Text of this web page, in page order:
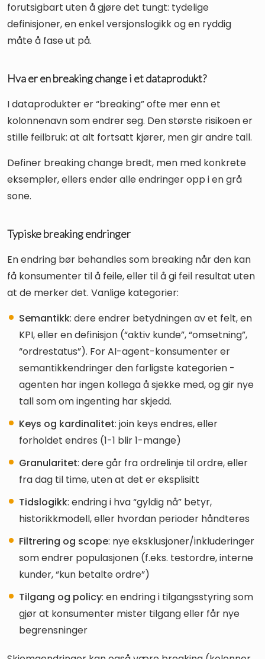
forutsigbart uten å gjøre det tungt: tydelige
definisjoner, en enkel versjonslogikk og en ryddig
måte å fase ut på.
Hva er en breaking change i et dataprodukt?
I dataprodukter er “breaking” ofte mer enn et
kolonnenavn som endrer seg. Den største risikoen er
stille feilbruk: at alt fortsatt kjører, men gir andre tall.
Definer breaking change bredt, men med konkrete
eksempler, ellers ender alle endringer opp i en grå
sone.
Typiske breaking endringer
En endring bør behandles som breaking når den kan
få konsumenter til å feile, eller til å gi feil resultat uten
at de merker det. Vanlige kategorier:
Semantikk: dere endrer betydningen av et felt, en
KPI, eller en definisjon (“aktiv kunde”, “omsetning”,
“ordrestatus”). For AI-agent-konsumenter er
semantikkendringer den farligste kategorien -
agenten har ingen kollega å sjekke med, og gir nye
tall som om ingenting har skjedd.
Keys og kardinalitet: join keys endres, eller
forholdet endres (1-1 blir 1-mange)
Granularitet: dere går fra ordrelinje til ordre, eller
fra dag til time, uten at det er eksplisitt
Tidslogikk: endring i hva “gyldig nå” betyr,
historikkmodell, eller hvordan perioder håndteres
Filtrering og scope: nye eksklusjoner/inkluderinger
som endrer populasjonen (f.eks. testordre, interne
kunder, “kun betalte ordre”)
Tilgang og policy: en endring i tilgangsstyring som
gjør at konsumenter mister tilgang eller får nye
begrensninger